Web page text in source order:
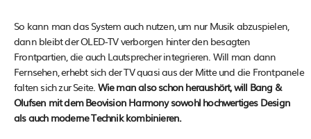
So kann man das System auch nutzen, um nur Musik abzuspielen,
dann bleibt der OLED-TV verborgen hinter den besagten
Frontpartien, die auch Lautsprecher integrieren. Will man dann
Fernsehen, erhebt sich der TV quasi aus der Mitte und die Frontpanele
falten sich zur Seite. Wie man also schon heraushört, will Bang &
Olufsen mit dem Beovision Harmony sowohl hochwertiges Design
als auch moderne Technik kombinieren.